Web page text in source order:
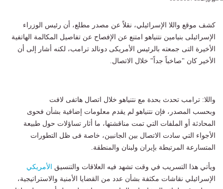
كشف موقع واللا الإسرائيلي، نقلاً عن مصدر مطلع، أن رئيس الوزراء
الإسرائيلى بنيامين نتنياهو امتنع عن الإفصاح عن تفاصيل المكالمة الهاتفية
الأخيرة التى جمعته بالرئيس الأمريكى دونالد ترامب، لكنه أشار إلى أن
الأخير كان "صاخباً جداً" خلال الاتصال.
واللا: ترامب تحدث بحدة مع نتنياهو خلال اتصال هاتفى لافت
وبحسب المصدر، فإن نتنياهو لم يقدم معلومات إضافية بشأن فحوى
المحادثة أو الملفات التي تمت مناقشتها، ما أثار تساؤلات حول طبيعة
الأجواء التي سادت الاتصال بين الجانبين، خاصة فى ظل التطورات
المتسارعة المرتبطة بإيران ولبنان والمنطقة.
ويأتي هذا التسريب في وقت تشهد فيه العلاقات والتنسيق الأمريكي
الإسرائيلي نقاشات مكثفة بشأن عدد من القضايا الأمنية والاستراتيجية،